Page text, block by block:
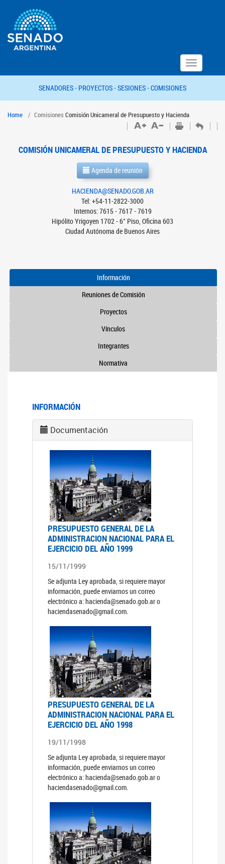
Toggle
navigation
SENADORES - PROYECTOS -SESIONES -COMISIONES
Home Comisiones Comisión Unicameral de Presupuesto y Hacienda
COMISIÓN UNICAMERAL DE PRESUPUESTO Y HACIENDA
Agenda de reunión
HACIENDA@SENADO.GOB.AR
Tel: +54-11-2822-3000
Internos: 7615 - 7617 - 7619
Hipólito Yrigoyen 1702 - 6° Piso, Oficina 603
Ciudad Autónoma de Buenos Aires
Información
Reuniones de Comisión
Proyectos
Vínculos
Integrantes
Normativa
INFORMACIÓN
Documentación
PRESUPUESTO GENERAL DE LA
ADMINISTRACION NACIONAL PARA EL
EJERCICIO DEL AÑO 1999
15/11/1999
Se adjunta Ley aprobada, si requiere mayor
información, puede enviarnos un correo
electrónico a: hacienda@senado.gob.ar o
haciendasenado@gmail.com.
PRESUPUESTO GENERAL DE LA
ADMINISTRACION NACIONAL PARA EL
EJERCICIO DEL AÑO 1998
19/11/1998
Se adjunta Ley aprobada, si requiere mayor
información, puede enviarnos un correo
electrónico a: hacienda@senado.gob.ar o
haciendasenado@gmail.com.